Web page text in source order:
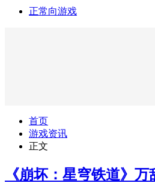
正常向游戏
首页
游戏资讯
正文
《崩坏：星穹铁道》